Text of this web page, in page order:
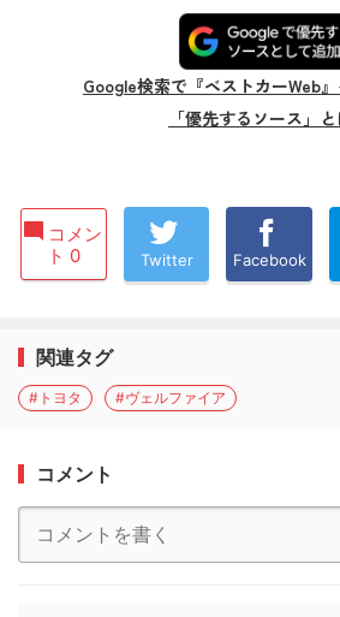
Google検索で『ベストカーWeb
「優先するソース」と
コメン
ト 0
Twitter Facebook
関連タグ
#トヨタ #ヴェルファイア
コメント